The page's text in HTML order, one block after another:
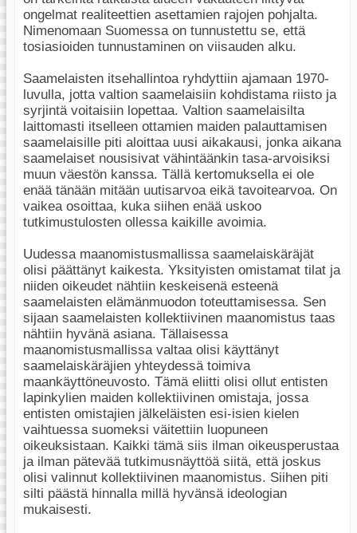
ongelmat realiteettien asettamien rajojen pohjalta.
Nimenomaan Suomessa on tunnustettu se, että
tosiasioiden tunnustaminen on viisauden alku.
Saamelaisten itsehallintoa ryhdyttiin ajamaan 1970-
luvulla, jotta valtion saamelaisiin kohdistama riisto ja
syrjintä voitaisiin lopettaa. Valtion saamelaisilta
laittomasti itselleen ottamien maiden palauttamisen
saamelaisille piti aloittaa uusi aikakausi, jonka aikana
saamelaiset nousisivat vähintäänkin tasa-arvoisiksi
muun väestön kanssa. Tällä kertomuksella ei ole
enää tänään mitään uutisarvoa eikä tavoitearvoa. On
vaikea osoittaa, kuka siihen enää uskoo
tutkimustulosten ollessa kaikille avoimia.
Uudessa maanomistusmallissa saamelaiskäräjät
olisi päättänyt kaikesta. Yksityisten omistamat tilat ja
niiden oikeudet nähtiin keskeisenä esteenä
saamelaisten elämänmuodon toteuttamisessa. Sen
sijaan saamelaisten kollektiivinen maanomistus taas
nähtiin hyvänä asiana. Tällaisessa
maanomistusmallissa valtaa olisi käyttänyt
saamelaiskäräjien yhteydessä toimiva
maankäyttöneuvosto. Tämä eliitti olisi ollut entisten
lapinkylien maiden kollektiivinen omistaja, jossa
entisten omistajien jälkeläisten esi-isien kielen
vaihtuessa suomeksi väitettiin luopuneen
oikeuksistaan. Kaikki tämä siis ilman oikeusperustaa
ja ilman pätevää tutkimusnäyttöä siitä, että joskus
olisi valinnut kollektiivinen maanomistus. Siihen piti
silti päästä hinnalla millä hyvänsä ideologian
mukaisesti.